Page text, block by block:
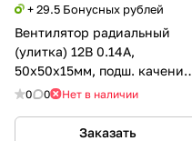
+ 29.5 Бонусных рублей
Вентилятор радиальный
(улитка) 12В 0.14А,
50х50х15мм, подш. качения
(Ball), GDSTIME
0 0 Нет в наличии
Заказать